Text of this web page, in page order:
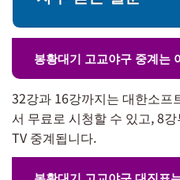
봉황대기 고교야구 중계는
32강과 16강까지는 대한소프
서 무료로 시청할 수 있고, 8
TV 중계됩니다.